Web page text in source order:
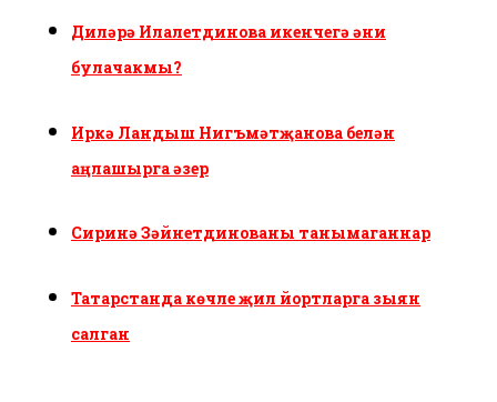
Диләрә Илалетдинова икенчегә әни
булачакмы?
Иркә Ландыш Нигъмәтҗанова белән
аңлашырга әзер
Сиринә Зәйнетдинованы танымаганнар
Татарстанда көчле җил йортларга зыян
салган